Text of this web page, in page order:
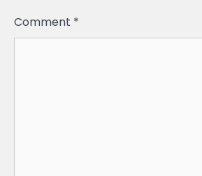
Comment *